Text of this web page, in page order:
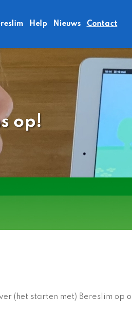
Help Nieuws Contact
op!
(het starten met) Bereslim op